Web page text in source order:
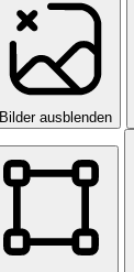
Bilder ausblenden